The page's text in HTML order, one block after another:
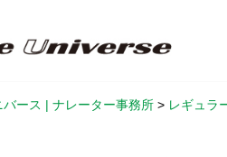
ース | ナレーター事務所 > レギュラ